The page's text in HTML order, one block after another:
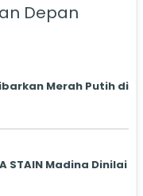
Depan
Merah Putih di
STAIN Madina Dinilai